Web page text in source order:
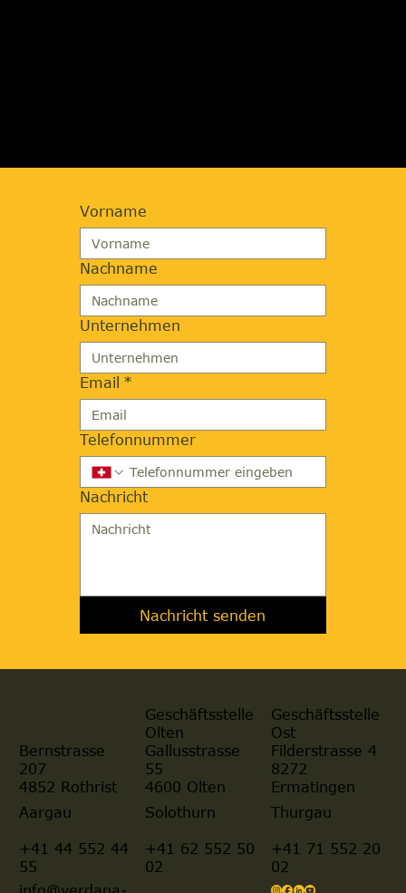
Vorname
Nachname
Unternehmen
Email *
Telefonnummer
Nachricht
Nachricht senden
Bernstrasse
207
4852 Rothrist
Geschäftsstelle
Olten
Gallusstrasse
55
4600 Olten
Geschäftsstelle
Ost
Filderstrasse 4
8272
Ermatingen
Aargau
+41 44 552 44
55
Solothurn
+41 62 552 50
02
Thurgau
+41 71 552 20
02
info@verdana-